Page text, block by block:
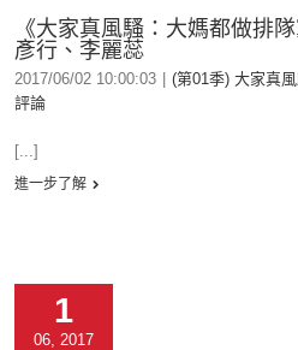
《大家真風騷：大媽都做排
彥行、李麗蕊
2017/06/02 10:00:03 (第01季) 大家真
評論
[...]
進一步了解
1
06, 2017